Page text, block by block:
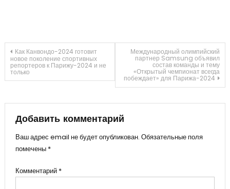
Навигация
по
записям
Как Канвондо-2024 готовит
новое поколение спортивных
репортеров к Парижу-2024 и не
только
Международный олимпийский
партнер Samsung объявил
состав команды и тему
«Открытый чемпионат всегда
побеждает» для Парижа-2024
Добавить комментарий
Ваш адрес email не будет опубликован. Обязательные поля
помечены *
Комментарий *